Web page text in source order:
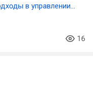
в управлении
16